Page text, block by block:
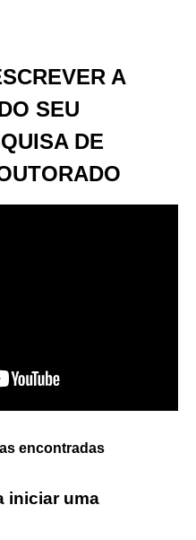
A
SEU
DE
encontradas
iniciar uma